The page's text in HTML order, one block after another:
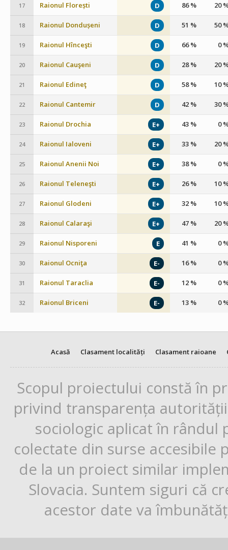
17 Raionul Florești D 86 % 20
18 Raionul Dondușeni D 51 % 50
19 Raionul Hînceşti D 66 % 0
20 Raionul Cauşeni D 28 % 20
21 Raionul Edineţ D 58 % 10
22 Raionul Cantemir D 42 % 30
23 Raionul Drochia E+ 43 % 0
24 Raionul Ialoveni E+ 33 % 20
25 Raionul Anenii Noi E+ 38 % 0
26 Raionul Teleneşti E+ 26 % 10
27 Raionul Glodeni E+ 32 % 10
28 Raionul Calaraşi E+ 47 % 20
29 Raionul Nisporeni E 41 % 0
30 Raionul Ocniţa E- 16 % 0
31 Raionul Taraclia E- 12 % 0
32 Raionul Briceni E- 13 % 0
Acasă Clasament localități Clasament raioane
Scopul proiectului constă în
privind transparența
sociologic aplicat în rândul
colectate din surse
de la un proiect similar
Slovacia. Suntem siguri că
acestor date va